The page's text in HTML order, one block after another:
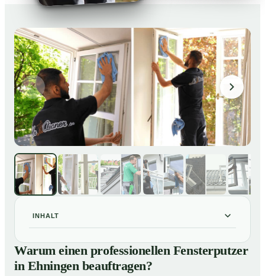
INHALT
Warum einen professionellen Fensterputzer in
Ehningen beauftragen?
Warum einen professionellen Fensterputzer
in Ehningen beauftragen?